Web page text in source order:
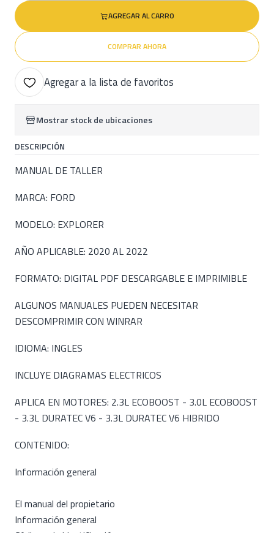
AGREGAR AL CARRO
COMPRAR AHORA
Agregar a la lista de favoritos
Mostrar stock de ubicaciones
DESCRIPCIÓN
MANUAL DE TALLER
MARCA: FORD
MODELO: EXPLORER
AÑO APLICABLE: 2020 AL 2022
FORMATO: DIGITAL PDF DESCARGABLE E IMPRIMIBLE
ALGUNOS MANUALES PUEDEN NECESITAR
DESCOMPRIMIR CON WINRAR
IDIOMA: INGLES
INCLUYE DIAGRAMAS ELECTRICOS
APLICA EN MOTORES: 2.3L ECOBOOST - 3.0L ECOBOOST
- 3.3L DURATEC V6 - 3.3L DURATEC V6 HIBRIDO
CONTENIDO:
Información general
El manual del propietario
Información general